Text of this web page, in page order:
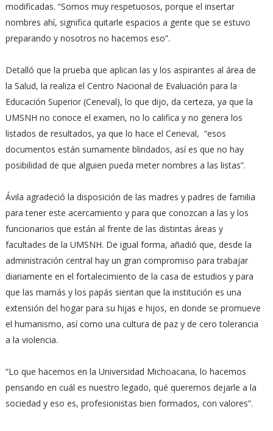
modificadas. “Somos muy respetuosos, porque el insertar
nombres ahí, significa quitarle espacios a gente que se estuvo
preparando y nosotros no hacemos eso”.
Detalló que la prueba que aplican las y los aspirantes al área de
la Salud, la realiza el Centro Nacional de Evaluación para la
Educación Superior (Ceneval), lo que dijo, da certeza, ya que la
UMSNH no conoce el examen, no lo califica y no genera los
listados de resultados, ya que lo hace el Ceneval, “esos
documentos están sumamente blindados, así es que no hay
posibilidad de que alguien pueda meter nombres a las listas”.
Ávila agradeció la disposición de las madres y padres de familia
para tener este acercamiento y para que conozcan a las y los
funcionarios que están al frente de las distintas áreas y
facultades de la UMSNH. De igual forma, añadió que, desde la
administración central hay un gran compromiso para trabajar
diariamente en el fortalecimiento de la casa de estudios y para
que las mamás y los papás sientan que la institución es una
extensión del hogar para su hijas e hijos, en donde se promueve
el humanismo, así como una cultura de paz y de cero tolerancia
a la violencia.
“Lo que hacemos en la Universidad Michoacana, lo hacemos
pensando en cuál es nuestro legado, qué queremos dejarle a la
sociedad y eso es, profesionistas bien formados, con valores”.